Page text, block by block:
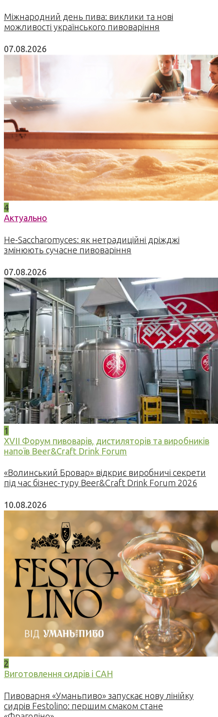
Міжнародний день пива: виклики та нові
можливості українського пивоваріння
07.08.2026
4
Актуально
Не-Saccharomyces: як нетрадиційні дріжджі
змінюють сучасне пивоваріння
07.08.2026
1
XVII Форум пивоварів, дистиляторів та виробників
напоїв Beer&Craft Drink Forum
«Волинський Бровар» відкриє виробничі секрети
під час бізнес-туру Beer&Craft Drink Forum 2026
10.08.2026
2
Виготовлення сидрів і САН
Пивоварня «Уманьпиво» запускає нову лінійку
сидрів Festolino: першим смаком стане